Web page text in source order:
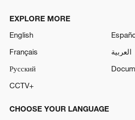
EXPLORE MORE
English
Français
العربية
Русский
CCTV+
CHOOSE YOUR LANGUAGE